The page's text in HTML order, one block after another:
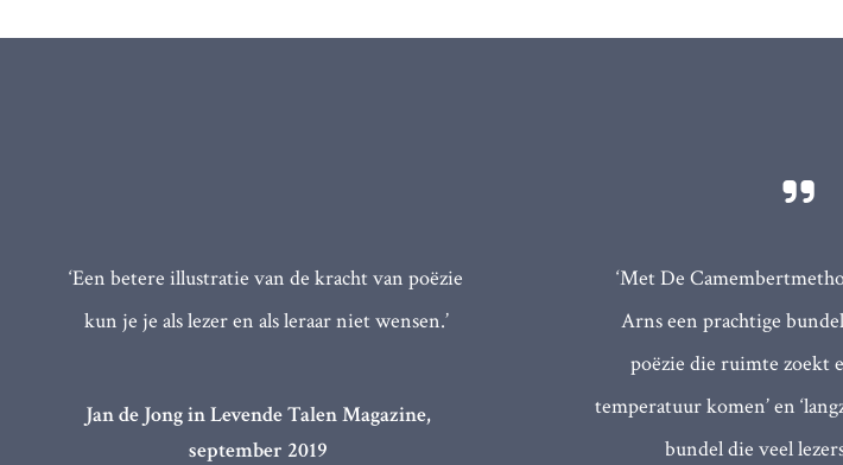
‘Een betere illustratie van de kracht van poëzie
kun je je als lezer en als leraar niet wensen.’
Jan de Jong in Levende Talen Magazine,
september 2019
‘Met De
Arns een prachtige
poëzie die ruimte zoekt
temperatuur komen’ en
bundel die veel